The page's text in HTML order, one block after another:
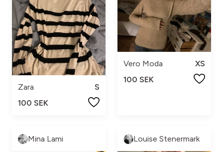
Zara
S
100 SEK
Vero Moda
XS
100 SEK
Mina Lami Louise Stenermark